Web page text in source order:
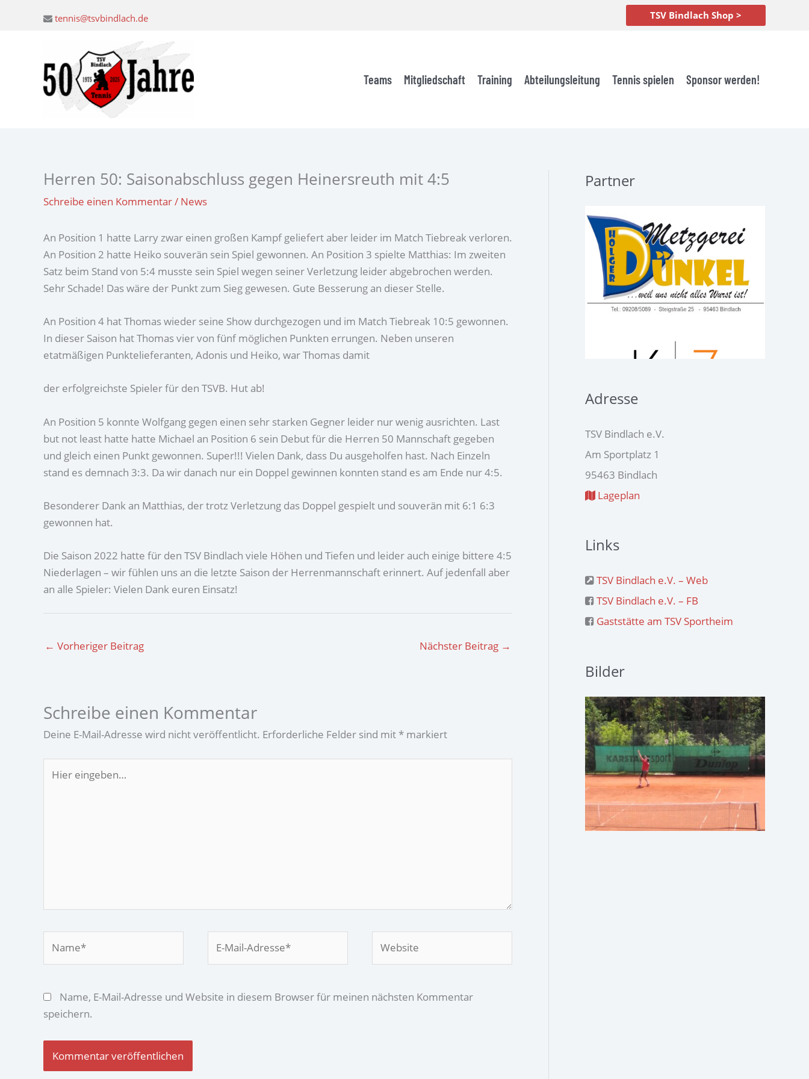
tennis@tsvbindlach.de TSV Bindlach Shop >
Teams Mitgliedschaft Training Abteilungsleitung Tennis spielen Sponsor werden!
Herren 50: Saisonabschluss gegen Heinersreuth mit 4:5
Schreibe einen Kommentar/ News
An Position 1 hatte Larry zwar einen großen Kampf geliefert aber leider im Match Tiebreak verloren.
An Position 2 hatte Heiko souverän sein Spiel gewonnen. An Position 3 spielte Matthias: Im zweiten
Satz beim Stand von 5:4 musste sein Spiel wegen seiner Verletzung leider abgebrochen werden.
Sehr Schade! Das wäre der Punkt zum Sieg gewesen. Gute Besserung an dieser Stelle.
An Position 4 hat Thomas wieder seine Show durchgezogen und im Match Tiebreak 10:5 gewonnen.
In dieser Saison hat Thomas vier von fünf möglichen Punkten errungen. Neben unseren
etatmäßigen Punktelieferanten, Adonis und Heiko, war Thomas damit
der erfolgreichste Spieler für den TSVB. Hut ab!
An Position 5 konnte Wolfgang gegen einen sehr starken Gegner leider nur wenig ausrichten. Last
but not least hatte hatte Michael an Position 6 sein Debut für die Herren 50 Mannschaft gegeben
und gleich einen Punkt gewonnen. Super!!! Vielen Dank, dass Du ausgeholfen hast. Nach Einzeln
stand es demnach 3:3. Da wir danach nur ein Doppel gewinnen konnten stand es am Ende nur 4:5.
Besonderer Dank an Matthias, der trotz Verletzung das Doppel gespielt und souverän mit 6:1 6:3
gewonnen hat.
Die Saison 2022 hatte für den TSV Bindlach viele Höhen und Tiefen und leider auch einige bittere 4:5
Niederlagen – wir fühlen uns an die letzte Saison der Herrenmannschaft erinnert. Auf jedenfall aber
an alle Spieler: Vielen Dank euren Einsatz!
← Vorheriger Beitrag Nächster Beitrag →
Schreibe einen Kommentar
Deine E-Mail-Adresse wird nicht veröffentlicht. Erforderliche Felder sind mit * markiert
eingeben…
Mail-
Name, E-Mail-Adresse und Website in diesem Browser für meinen nächsten Kommentar
speichern.
Partner
Adresse
TSV Bindlach e.V.
Am Sportplatz 1
95463 Bindlach
Lageplan
Links
TSV Bindlach e.V. – Web
TSV Bindlach e.V. – FB
Gaststätte am TSV Sportheim
Bilder